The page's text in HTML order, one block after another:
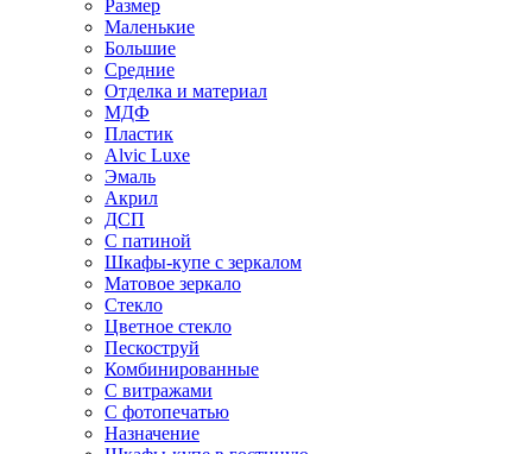
Размер
Маленькие
Большие
Средние
Отделка и материал
МДФ
Пластик
Alvic Luxe
Эмаль
Акрил
ДСП
С патиной
Шкафы-купе с зеркалом
Матовое зеркало
Стекло
Цветное стекло
Пескоструй
Комбинированные
С витражами
С фотопечатью
Назначение